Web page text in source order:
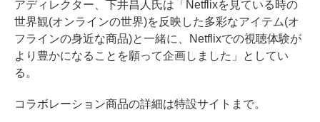
アディレクター、下井昌人氏は「Netflixを見ている時の
世界観(オンラインの世界)を反映した多彩なアイテム(オ
フラインの身近な商品)と一緒に、Netflixでの視聴体験が
より豊かになることを願って企画しました」としてい
る。
コラボレーション商品の詳細は特設サイトまで。